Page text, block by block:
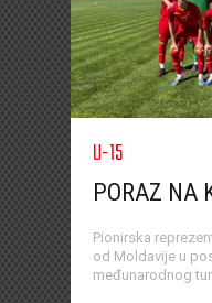
U-15
PORAZ NA
Pionirska
od Moldavije u
međunarodnog